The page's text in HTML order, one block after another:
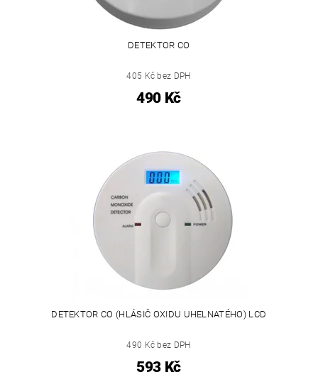
DETEKTOR CO
405 Kč bez DPH
490 Kč
DETEKTOR CO (HLÁSIČ OXIDU UHELNATÉHO) LCD
490 Kč bez DPH
593 Kč